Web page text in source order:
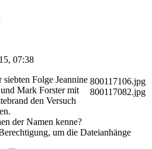
07:38
800117106.jpg
800117082.jpg
Folge Jeannine
Mark Forster mit
den Versuch
der Namen kenne?
um die Dateianhänge